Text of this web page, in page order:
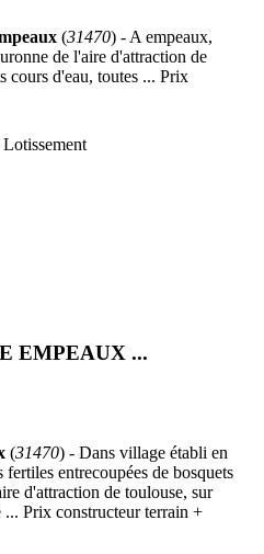
(31470) - A empeaux,
de l'aire d'attraction de
cours d'eau, toutes ... Prix
Lotissement
EMPEAUX ...
(31470) - Dans village établi en
entrecoupées de bosquets
d'attraction de toulouse, sur
Prix constructeur terrain +